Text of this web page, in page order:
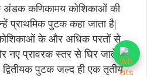
अंडक कणिकामय कोशिकाओं की
प्राथमिक पुटक कहा जाता है|
के और अधिक परतों से
नए प्रावरक स्तर से घिर जाते हैं
पुटक जल्द ही एक तृतीय